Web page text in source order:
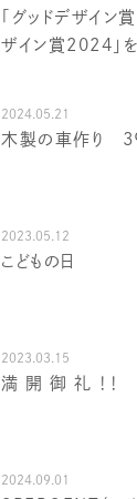
「グッドデザイン
ザイン賞2024」
2024.05.21
木製の車作り
2023.05.12
こどもの日
2023.03.15
満 開 御 礼 ！！
2024.09.01